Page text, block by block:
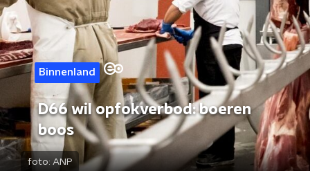
Binnenland
D66 wil opfokverbod: boeren
boos
foto: ANP